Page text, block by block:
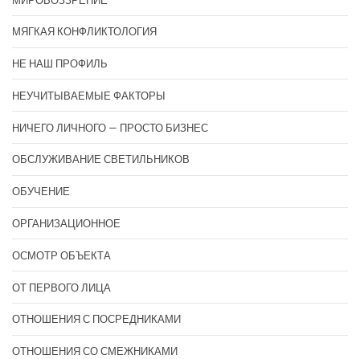
МЯГКАЯ КОНФЛИКТОЛОГИЯ
НЕ НАШ ПРОФИЛЬ
НЕУЧИТЫВАЕМЫЕ ФАКТОРЫ
НИЧЕГО ЛИЧНОГО — ПРОСТО БИЗНЕС
ОБСЛУЖИВАНИЕ СВЕТИЛЬНИКОВ
ОБУЧЕНИЕ
ОРГАНИЗАЦИОННОЕ
ОСМОТР ОБЪЕКТА
ОТ ПЕРВОГО ЛИЦА
ОТНОШЕНИЯ С ПОСРЕДНИКАМИ
ОТНОШЕНИЯ СО СМЕЖНИКАМИ